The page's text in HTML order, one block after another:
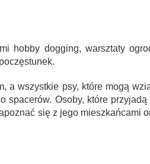
hobby dogging, warsztaty
a wszystkie psy, które mogą
spacerów. Osoby, które
się z jego mieszkańcami